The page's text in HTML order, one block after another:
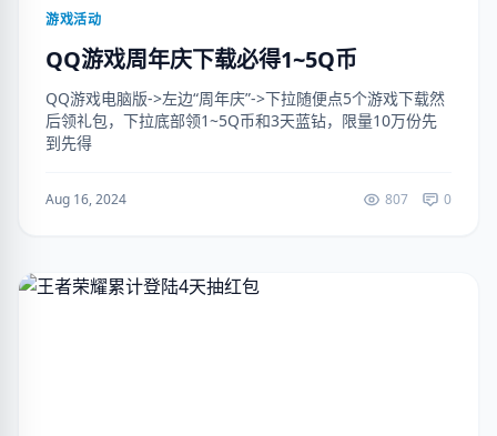
游戏活动
QQ游戏周年庆下载必得1~5Q币
QQ游戏电脑版->左边“周年庆”->下拉随便点5个游戏下载然
后领礼包，下拉底部领1~5Q币和3天蓝钻，限量10万份先
到先得
Aug 16, 2024 807 0